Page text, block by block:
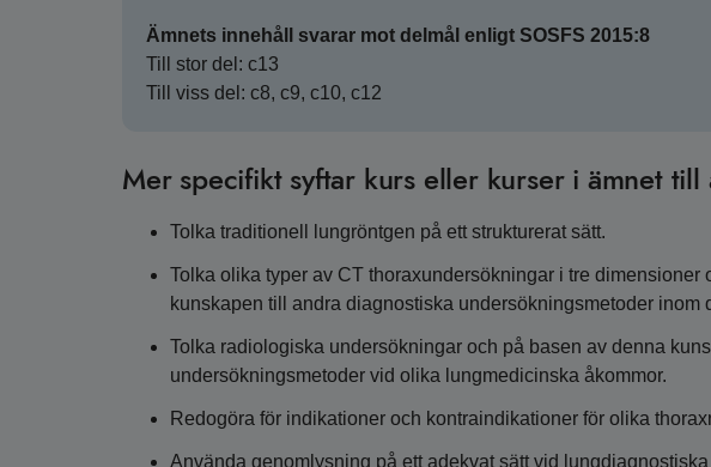
Ämnets innehåll svarar mot delmål enligt SOSFS 2015:8
Till stor del: c13
Till viss del: c8, c9, c10, c12
Mer specifikt syftar kurs eller kurser i ämnet till
Tolka traditionell lungröntgen på ett strukturerat sätt.
Tolka olika typer av CT thoraxundersökningar i tre dimensioner
kunskapen till andra diagnostiska undersökningsmetoder inom
Tolka radiologiska undersökningar och på basen av denna
undersökningsmetoder vid olika lungmedicinska åkommor.
Redogöra för indikationer och kontraindikationer för olika
Använda genomlysning på ett adekvat sätt vid